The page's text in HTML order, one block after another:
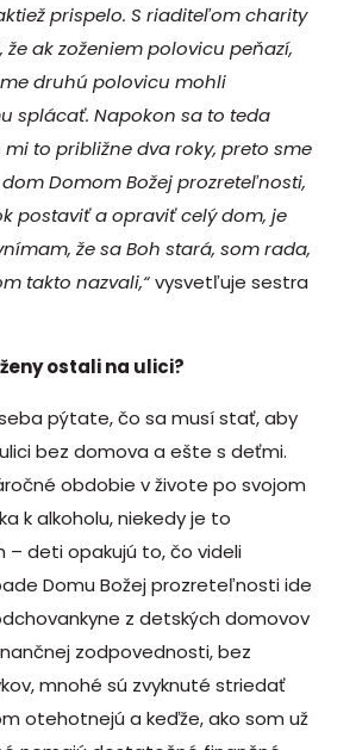
prispelo. S riaditeľom charity
ak zoženiem polovicu peňazí,
druhú polovicu mohli
splácať. Napokon sa to teda
to približne dva roky, preto sme
Domom Božej prozreteľnosti,
postaviť a opraviť celý dom, je
že sa Boh stará, som rada,
takto nazvali,“vysvetľuje sestra
ostali na ulici?
pýtate, čo sa musí stať, aby
bez domova a ešte s deťmi.
obdobie v živote po svojom
k alkoholu, niekedy je to
– deti opakujú to, čo videli
Domu Božej prozreteľnosti ide
z detských domovov
zodpovednosti, bez
mnohé sú zvyknuté striedať
otehotnejú a keďže, ako som už